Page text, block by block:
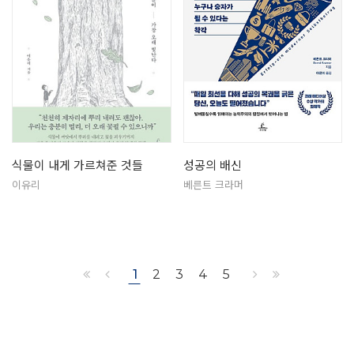
식물이 내게 가르쳐준 것들
이유리
성공의 배신
베른트 크라머
1 2 3 4 5